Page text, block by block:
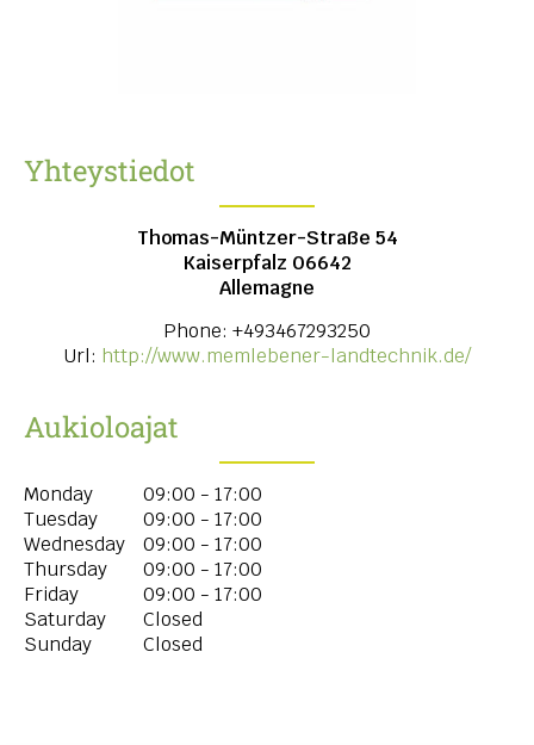
Yhteystiedot
Thomas-Müntzer-Straße 54
Kaiserpfalz 06642
Allemagne
Phone: +493467293250
Url: http://www.memlebener-landtechnik.de/
Aukioloajat
Monday
09:00 - 17:00
Tuesday
09:00 - 17:00
Wednesday
09:00 - 17:00
Thursday
09:00 - 17:00
Friday
09:00 - 17:00
Saturday
Closed
Sunday
Closed